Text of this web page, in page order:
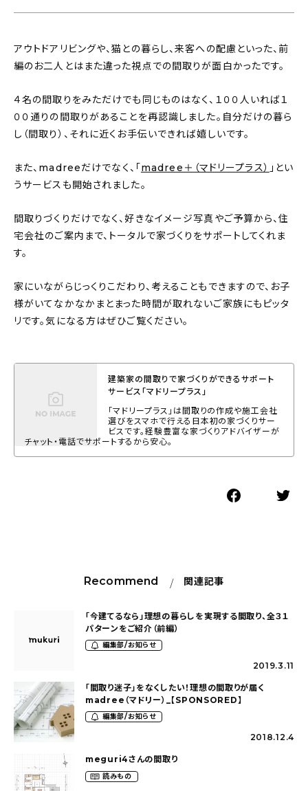
アウトドアリビングや、猫との暮らし、来客への配慮といった、前
編のお二人とはまた違った視点での間取りが面白かったです。
４名の間取りをみただけでも同じものはなく、１００人いれば１
００通りの間取りがあることを再認識しました。自分だけの暮ら
し（間取り）、それに近くお手伝いできれば嬉しいです。
また、madreeだけでなく、「madree＋（マドリープラス） 」とい
うサービスも開始されました。
間取りづくりだけでなく、好きなイメージ写真やご予算から、住
宅会社のご案内まで、トータルで家づくりをサポートしてくれま
す。
家にいながらじっくりこだわり、考えることもできますので、お子
様がいてなかなかまとまった時間が取れないご家族にもピッタ
リです。気になる方はぜひご覧ください。
建築家の間取りで家づくりができるサポート
サービス「マドリープラス」
「マドリープラス」は間取りの作成や施工会社
選びをスマホで行える日本初の家づくりサー
ビスです。経験豊富な家づくりアドバイザーが
チャット・電話でサポートするから安心。
Recommend 関連記事
「今建てるなら」理想の暮らしを実現する間取り、全３１
パターンをご紹介（前編）
編集部/お知らせ
2019.3.11
「間取り迷子」をなくしたい！理想の間取りが届く
madree（マドリー）_【SPONSORED】
編集部/お知らせ
2018.12.4
meguri4さんの間取り
読みもの